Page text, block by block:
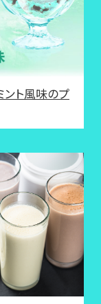
ント風味のプ